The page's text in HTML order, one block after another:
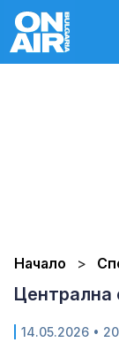
Начало
Централна
14.05.2026 •